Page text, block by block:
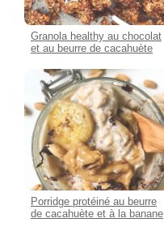
Granola healthy au chocolat
et au beurre de cacahuète
Porridge protéiné au beurre
de cacahuète et à la banane